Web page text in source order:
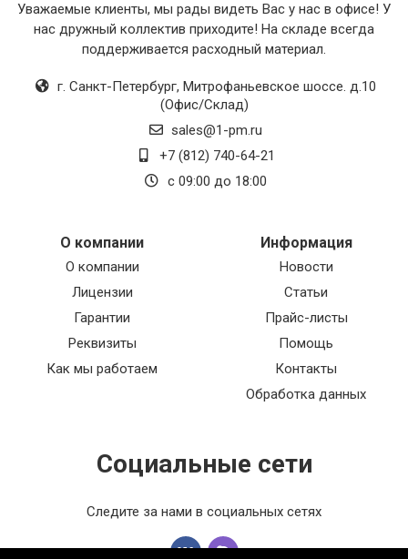
Уважаемые клиенты, мы рады видеть Вас у нас в офисе! У
нас дружный коллектив приходите! На складе всегда
поддерживается расходный материал.
г. Санкт-Петербург, Митрофаньевское шоссе. д.10
(Офис/Склад)
sales@1-pm.ru
+7 (812) 740-64-21
с 09:00 до 18:00
О компании
О компании
Лицензии
Гарантии
Реквизиты
Как мы работаем
Информация
Новости
Статьи
Прайс-листы
Помощь
Контакты
Обработка данных
Социальные сети
Следите за нами в социальных сетях